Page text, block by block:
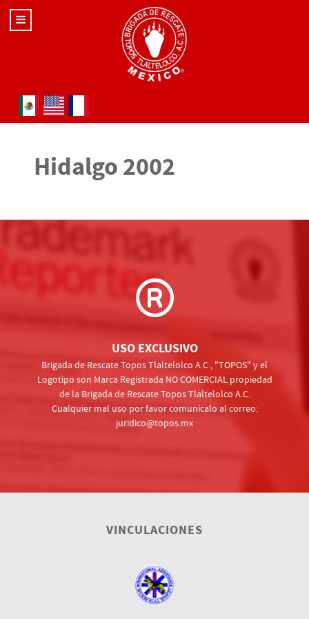
Seleccione su idioma
Hidalgo 2002
USO EXCLUSIVO
Brigada de Rescate Topos Tlaltelolco A.C., "TOPOS" y el
Logotipo son Marca Registrada NO COMERCIAL propiedad
de la Brigada de Rescate Topos Tlaltelolco A.C.
Cualquier mal uso por favor comunícalo al correo:
juridico@topos.mx
VINCULACIONES